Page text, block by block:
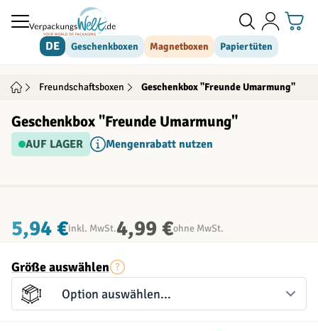
Direkt zum Inhalt
DE Geschenkboxen Magnetboxen Papiertüten
Freundschaftsboxen Geschenkbox "Freunde Umarmung"
Geschenkbox "Freunde Umarmung"
AUF LAGER Mengenrabatt nutzen
5,94 €inkl. MwSt.4,99 €ohne MwSt.
Größe auswählen